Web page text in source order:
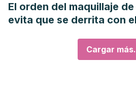
El orden del maquillaje
evita que se derrita con
Cargar